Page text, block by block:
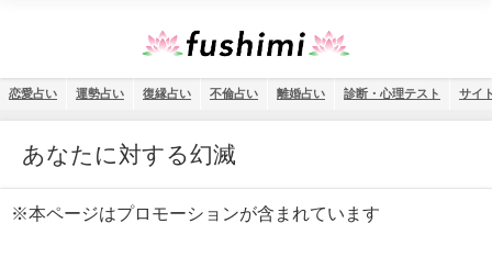
恋愛占い 運勢占い 復縁占い 不倫占い 離婚占い 診断・心理テスト サイ
あなたに対する幻滅
※本ページはプロモーションが含まれています